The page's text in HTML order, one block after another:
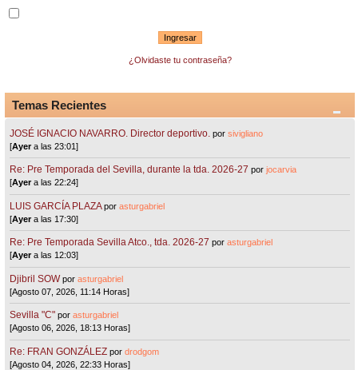
¿Olvidaste tu contraseña?
Temas Recientes
JOSÉ IGNACIO NAVARRO. Director deportivo. porsivigliano
[Ayera las 23:01]
Re: Pre Temporada del Sevilla, durante la tda. 2026-27 porjocarvia
[Ayera las 22:24]
LUIS GARCÍA PLAZA porasturgabriel
[Ayera las 17:30]
Re: Pre Temporada Sevilla Atco., tda. 2026-27 porasturgabriel
[Ayera las 12:03]
Djibril SOW porasturgabriel
[Agosto 07, 2026, 11:14 Horas]
Sevilla "C"porasturgabriel
[Agosto 06, 2026, 18:13 Horas]
Re: FRAN GONZÁLEZ pordrodgom
[Agosto 04, 2026, 22:33 Horas]